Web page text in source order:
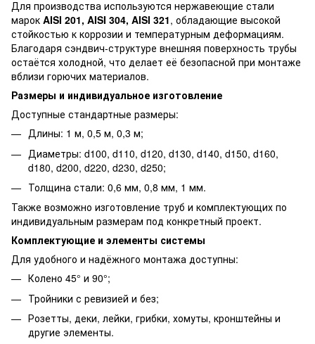
Для производства используются нержавеющие стали
марок AISI 201, AISI 304, AISI 321, обладающие высокой
стойкостью к коррозии и температурным деформациям.
Благодаря сэндвич-структуре внешняя поверхность трубы
остаётся холодной, что делает её безопасной при монтаже
вблизи горючих материалов.
Размеры и индивидуальное изготовление
Доступные стандартные размеры:
Длины: 1 м, 0,5 м, 0,3 м;
Диаметры: d100, d110, d120, d130, d140, d150, d160,
d180, d200, d220, d230, d250;
Толщина стали: 0,6 мм, 0,8 мм, 1 мм.
Также возможно изготовление труб и комплектующих по
индивидуальным размерам под конкретный проект.
Комплектующие и элементы системы
Для удобного и надёжного монтажа доступны:
Колено 45° и 90°;
Тройники с ревизией и без;
Розетты, деки, лейки, грибки, хомуты, кронштейны и
другие элементы.